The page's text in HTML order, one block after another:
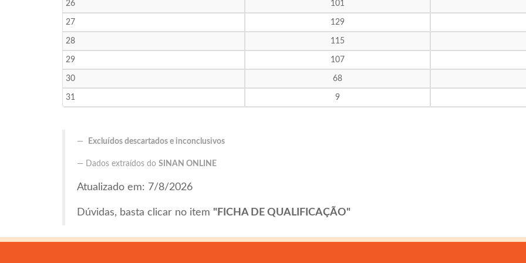
26 101
27 129
28 115
29 107
30 68
31 9
Excluídos descartados e inconclusivos
Dados extraídos do SINAN ONLINE
Atualizado em: 7/8/2026
Dúvidas, basta clicar no item "FICHA DE QUALIFICAÇÃO"